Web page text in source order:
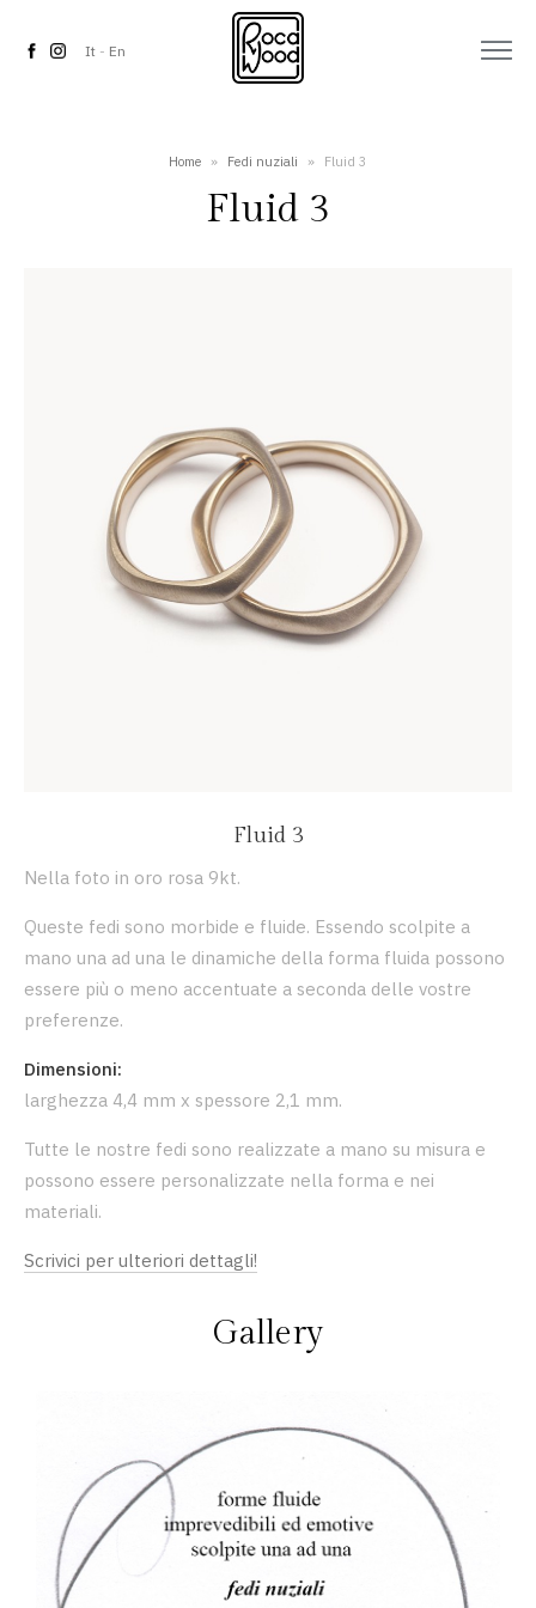
It - En
Home » Fedi nuziali » Fluid 3
Fluid 3
Fluid 3
Nella foto in oro rosa 9kt.
Queste fedi sono morbide e fluide. Essendo scolpite a
mano una ad una le dinamiche della forma fluida possono
essere più o meno accentuate a seconda delle vostre
preferenze.
Dimensioni:
larghezza 4,4 mm x spessore 2,1 mm.
Tutte le nostre fedi sono realizzate a mano su misura e
possono essere personalizzate nella forma e nei
materiali.
Scrivici per ulteriori dettagli!
Gallery